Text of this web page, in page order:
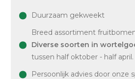
Duurzaam gekweekt
Breed assortiment
Diverse soorten in
tussen half oktober - half april.
Persoonlijk advies door onze